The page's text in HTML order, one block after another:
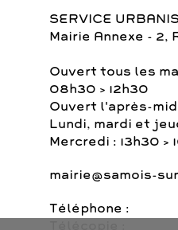
SERVICE
Mairie Annexe - 2,
Ouvert tous les
08h30 > 12h30
Ouvert l'après-
Lundi, mardi et
Mercredi : 13h30 >
mairie@samois-
Téléphone :